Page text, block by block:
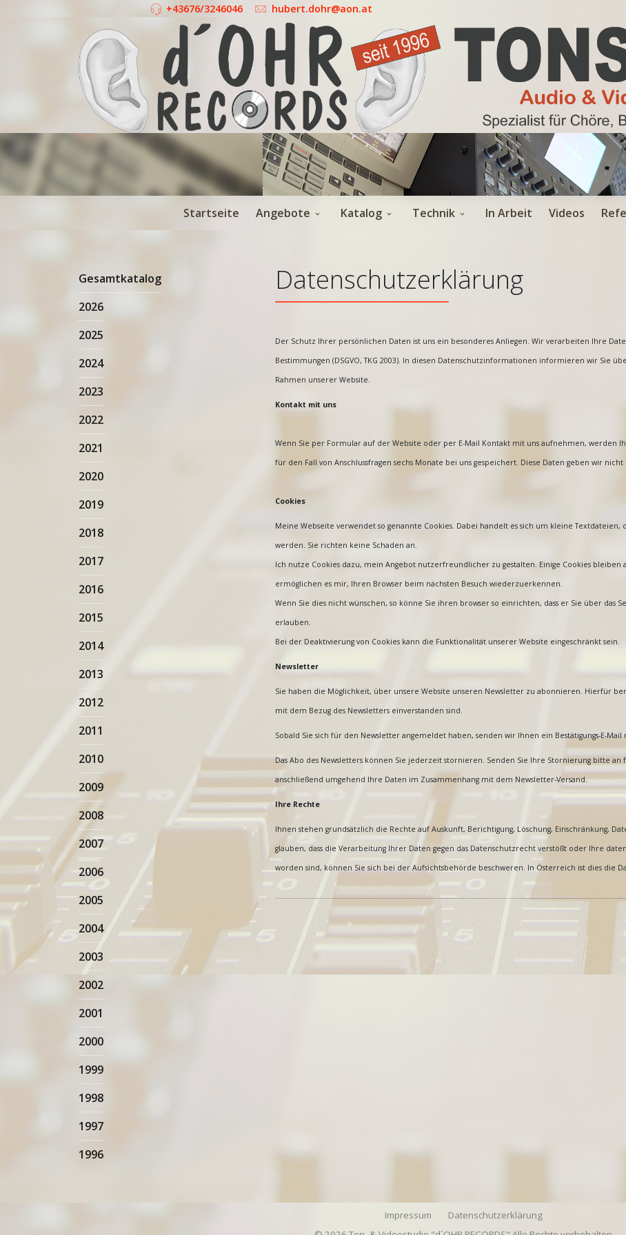
+43676/3246046 hubert.dohr@aon.at
Startseite Angebote Katalog Technik In Arbeit Videos
Gesamtkatalog
2026
2025
2024
2023
2022
2021
2020
2019
2018
2017
2016
2015
2014
2013
2012
2011
2010
2009
2008
2007
2006
2005
2004
2003
2002
2001
2000
1999
1998
1997
1996
Datenschutzerklärung
Der Schutz Ihrer persönlichen Daten ist uns ein besonderes Anliegen. Wir verarbeiten Ihre
Bestimmungen (DSGVO, TKG 2003). In diesen Datenschutzinformationen informieren wir Sie
Rahmen unserer Website.
Kontakt mit uns
Wenn Sie per Formular auf der Website oder per E-Mail Kontakt mit uns aufnehmen, werden
für den Fall von Anschlussfragen sechs Monate bei uns gespeichert. Diese Daten geben wir
Cookies
Meine Webseite verwendet so genannte Cookies. Dabei handelt es sich um kleine
werden. Sie richten keine Schaden an.
Ich nutze Cookies dazu, mein Angebot nutzerfreundlicher zu gestalten. Einige Cookies bleiben
ermöglichen es mir, Ihren Browser beim nächsten Besuch wiederzuerkennen.
Wenn Sie dies nicht wünschen, so könne Sie ihren browser so einrichten, dass er Sie über das
erlauben.
Bei der Deaktivierung von Cookies kann die Funktionalität unserer Website eingeschränkt sein.
Newsletter
Sie haben die Möglichkeit, über unsere Website unseren Newsletter zu abonnieren. Hierfür
mit dem Bezug des Newsletters einverstanden sind.
Sobald Sie sich für den Newsletter angemeldet haben, senden wir Ihnen ein Bestätigungs-E-
Das Abo des Newsletters können Sie jederzeit stornieren. Senden Sie Ihre Stornierung bitte an
anschließend umgehend Ihre Daten im Zusammenhang mit dem Newsletter-Versand.
Ihre Rechte
Ihnen stehen grundsätzlich die Rechte auf Auskunft, Berichtigung, Löschung, Einschränkung,
glauben, dass die Verarbeitung Ihrer Daten gegen das Datenschutzrecht verstößt oder Ihre
worden sind, können Sie sich bei der Aufsichtsbehörde beschweren. In Österreich ist dies die
Impressum
Datenschutzerklärung